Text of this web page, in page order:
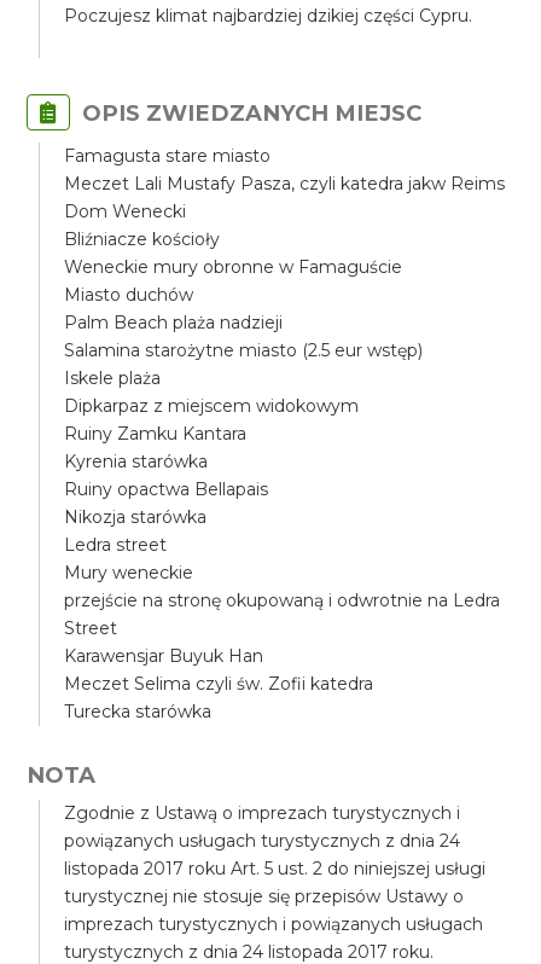
Poczujesz klimat najbardziej dzikiej części Cypru.
OPIS ZWIEDZANYCH MIEJSC
Famagusta stare miasto
Meczet Lali Mustafy Pasza, czyli katedra jakw Reims
Dom Wenecki
Bliźniacze kościoły
Weneckie mury obronne w Famaguście
Miasto duchów
Palm Beach plaża nadzieji
Salamina starożytne miasto (2.5 eur wstęp)
Iskele plaża
Dipkarpaz z miejscem widokowym
Ruiny Zamku Kantara
Kyrenia starówka
Ruiny opactwa Bellapais
Nikozja starówka
Ledra street
Mury weneckie
przejście na stronę okupowaną i odwrotnie na Ledra
Street
Karawensjar Buyuk Han
Meczet Selima czyli św. Zofii katedra
Turecka starówka
NOTA
Zgodnie z Ustawą o imprezach turystycznych i
powiązanych usługach turystycznych z dnia 24
listopada 2017 roku Art. 5 ust. 2 do niniejszej usługi
turystycznej nie stosuje się przepisów Ustawy o
imprezach turystycznych i powiązanych usługach
turystycznych z dnia 24 listopada 2017 roku.